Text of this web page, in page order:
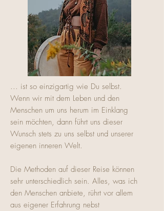
... ist so einzigartig wie Du selbst.
Wenn wir mit dem Leben und den
Menschen um uns herum im Einklang
sein möchten, dann führt uns dieser
Wunsch stets zu uns selbst und unserer
eigenen inneren Welt.
Die Methoden auf dieser Reise können
sehr unterschiedlich sein. Alles, was ich
den Menschen anbiete, rührt vor allem
aus eigener Erfahrung nebst